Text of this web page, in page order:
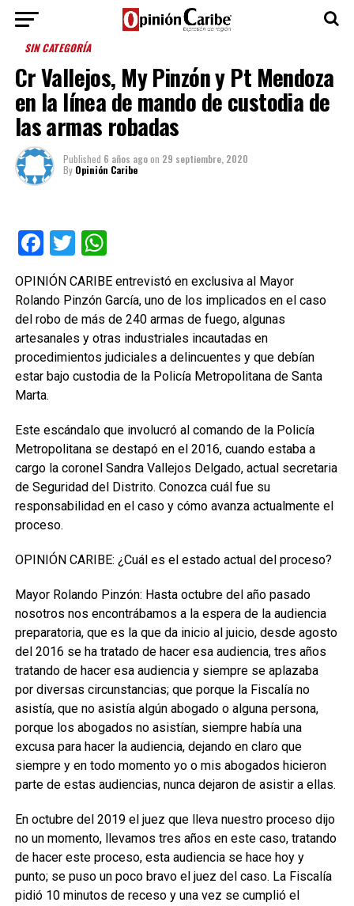
SIN CATEGORÍA
Cr Vallejos, My Pinzón y Pt Mendoza
en la línea de mando de custodia de
las armas robadas
Published 6 años agoon 29 septiembre, 2020
By Opinión Caribe
Facebook
TwitterWhatsApp
OPINIÓN CARIBE entrevistó en exclusiva al Mayor
Rolando Pinzón García, uno de los implicados en el caso
del robo de más de 240 armas de fuego, algunas
artesanales y otras industriales incautadas en
procedimientos judiciales a delincuentes y que debían
estar bajo custodia de la Policía Metropolitana de Santa
Marta.
Este escándalo que involucró al comando de la Policía
Metropolitana se destapó en el 2016, cuando estaba a
cargo la coronel Sandra Vallejos Delgado, actual secretaria
de Seguridad del Distrito. Conozca cuál fue su
responsabilidad en el caso y cómo avanza actualmente el
proceso.
OPINIÓN CARIBE: ¿Cuál es el estado actual del proceso?
Mayor Rolando Pinzón: Hasta octubre del año pasado
nosotros nos encontrábamos a la espera de la audiencia
preparatoria, que es la que da inicio al juicio, desde agosto
del 2016 se ha tratado de hacer esa audiencia, tres años
tratando de hacer esa audiencia y siempre se aplazaba
por diversas circunstancias; que porque la Fiscalía no
asistía, que no asistía algún abogado o alguna persona,
porque los abogados no asistían, siempre había una
excusa para hacer la audiencia, dejando en claro que
siempre y en todo momento yo o mis abogados hicieron
parte de estas audiencias, nunca dejaron de asistir a ellas.
En octubre del 2019 el juez que lleva nuestro proceso dijo
no un momento, llevamos tres años en este caso, tratando
de hacer este proceso, esta audiencia se hace hoy y
punto; se puso un poco bravo el juez del caso. La Fiscalía
pidió 10 minutos de receso y una vez se cumplió el